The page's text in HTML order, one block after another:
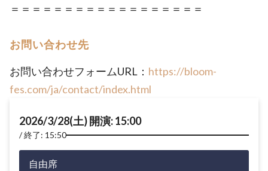
＝＝＝＝＝＝＝＝＝＝＝＝＝＝＝＝＝＝
お問い合わせ先
お問い合わせフォームURL： https://bloom-
fes.com/ja/contact/index.html
2026/3/28(土) 開演: 15:00
終了: 15:50
自由席